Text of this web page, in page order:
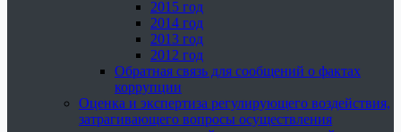
2015 год
2014 год
2013 год
2012 год
Обратная связь для сообщений о фактах
коррупции
Оценка и экспертиза регулирующего воздействия,
затрагивающего вопросы осуществления